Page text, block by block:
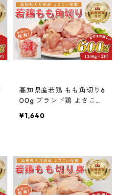
高知県産若鶏 もも角切り6
00g ブランド鶏 よさこい
¥1,640